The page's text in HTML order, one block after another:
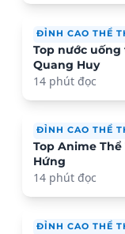
ĐỈNH CAO THỂ
Top nước
Quang Huy
14 phút đọc
ĐỈNH CAO THỂ
Top Anime
Hứng
14 phút đọc
ĐỈNH CAO THỂ